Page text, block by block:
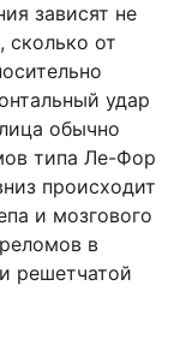
зависят не
сколько от
удар
обычно
типа Ле-Фор
происходит
и мозгового
в
решетчатой